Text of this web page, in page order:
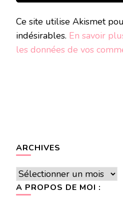
Ce site utilise Akismet
indésirables. En savoir
les données de vos
ARCHIVES
Archives
A PROPOS DE MOI :